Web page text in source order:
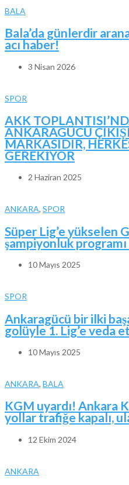
BALA
Bala’da günlerdir
acı haber!
3 Nisan 2026
SPOR
AKK
ANKARAGÜCÜ
MARKASIDIR,
GEREKİYOR
2 Haziran 2025
ANKARA, SPOR
Süper Lig’e yükselen
şampiyonluk
10 Mayıs 2025
SPOR
Ankaragücü bir ilki
golüyle 1. Lig’e veda
10 Mayıs 2025
ANKARA, BALA
KGM uyardı! Ankara
yollar trafiğe kapalı,
12 Ekim 2024
ANKARA